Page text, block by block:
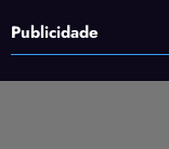
Publicidade